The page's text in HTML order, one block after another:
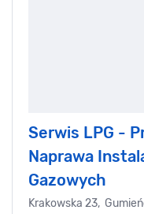
Serwis LPG -
Naprawa
Gazowych
Krakowska 23,